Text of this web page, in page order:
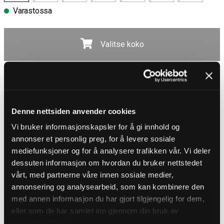
Denne nettsiden anvender cookies
Vi bruker informasjonskapsler for å gi innhold og
annonser et personlig preg, for å levere sosiale
mediefunksjoner og for å analysere trafikken vår. Vi deler
dessuten informasjon om hvordan du bruker nettstedet
vårt, med partnerne våre innen sosiale medier,
annonsering og analysearbeid, som kan kombinere den
med annen informasjon du har gjort tilgjengelig for dem,
eller som de har samlet inn gjennom din bruk av
Varastossa
Valitse koko
Ilmainen toimitus yli 100 € tilauksiin
Toimitusaika 3-5 päivää
Ilmainen toimitus yli 100 € tilauksiin
TUOTEKUVAUS
Western-tyylinen vyö merkiltä Stars & Stripes
Tyylikäs western-vyö paksusta naudannahasta, jossa on koristeellinen
prässätty kuvio ja kontrastitikkaukset, jotka luovat klassisen ja
viimeistellyn ilmeen. Tyylikäs solki on vaihdettavissa, mikä tekee vyöstä
helpon yhdistää lähes mihin tahansa vyönsolkeen.
YKSITYISKOHDAT
Materiaali: Naudannahka
Leveys: 3,7 cm